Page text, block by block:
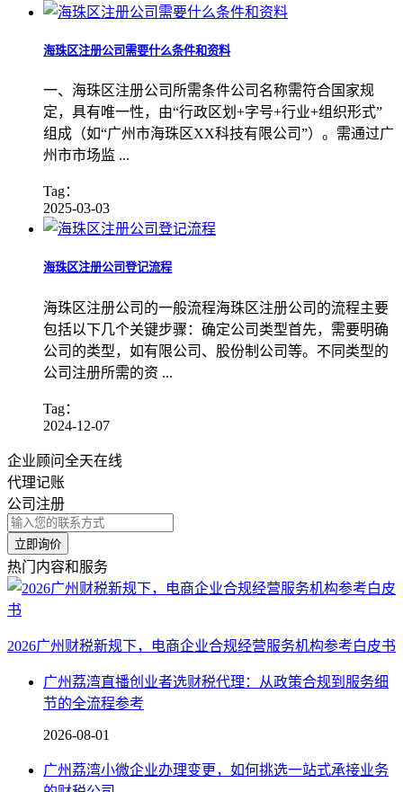
海珠区注册公司需要什么条件和资料
一、海珠区注册公司所需条件公司名称需符合国家规
定，具有唯一性，由“行政区划+字号+行业+组织形式”
组成（如“广州市海珠区XX科技有限公司”）。需通过广
州市市场监 ...
Tag：
2025-03-03
海珠区注册公司登记流程
海珠区注册公司的一般流程海珠区注册公司的流程主要
包括以下几个关键步骤：确定公司类型首先，需要明确
公司的类型，如有限公司、股份制公司等。不同类型的
公司注册所需的资 ...
Tag：
2024-12-07
企业顾问全天在线
代理记账
公司注册
立即询价
热门内容和服务
2026广州财税新规下，电商企业合规经营服务机构参考白皮书
广州荔湾直播创业者选财税代理：从政策合规到服务细
节的全流程参考
2026-08-01
广州荔湾小微企业办理变更，如何挑选一站式承接业务